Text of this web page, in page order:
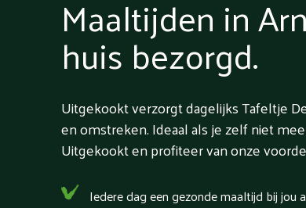
Maaltijden in
huis bezorgd.
Uitgekookt verzorgt dagelijks Tafeltje
en omstreken. Ideaal als je zelf niet
Uitgekookt en profiteer van onze
Iedere dag een gezonde maaltijd bij jou